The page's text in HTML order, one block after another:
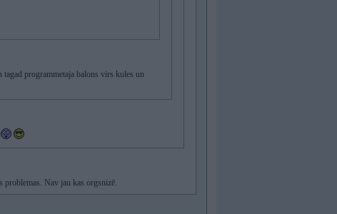
programmetaja balons virs kules un
problemas. Nav jau kas orgsnizē.